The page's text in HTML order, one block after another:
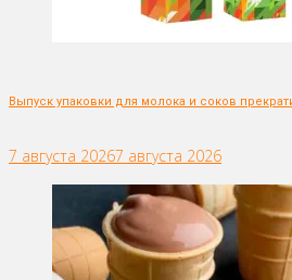
Выпуск упаковки для молока и соков
7 августа 20267 августа 2026